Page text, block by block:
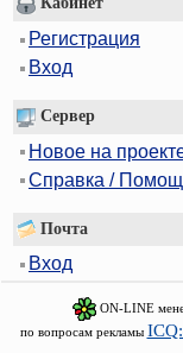
Регистрация
Вход
Сервер
Новое на
Справка /
Почта
Вход
ON-LINE
по вопросам рекламы